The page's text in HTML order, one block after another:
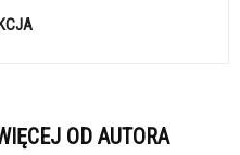
OD AUTORA